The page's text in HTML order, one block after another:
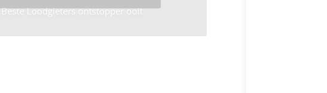
Beste Loodgieters ontstopper ooit